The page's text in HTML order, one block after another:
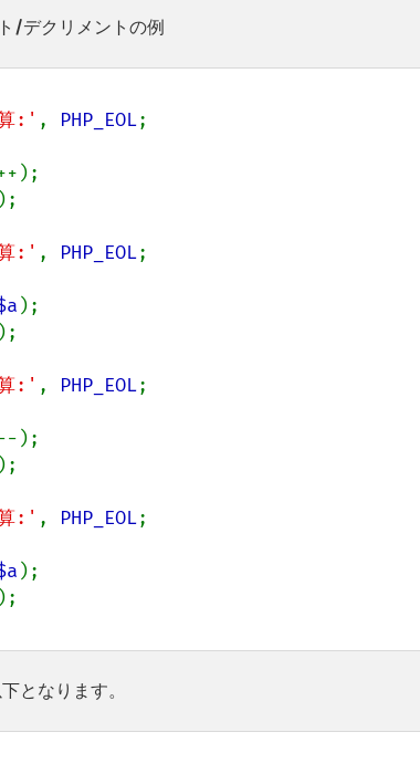
/デクリメントの例
:' , PHP_EOL
);
:' , PHP_EOL
);
:' , PHP_EOL
);
:' , PHP_EOL
となります。